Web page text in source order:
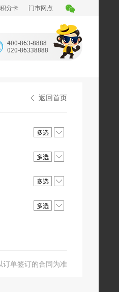
分卡 门市网点
返回首页
订单签订的合同为准